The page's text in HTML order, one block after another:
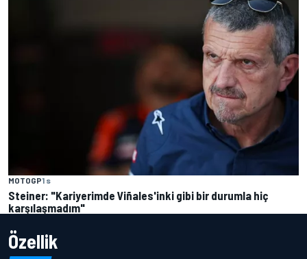
MOTOGP1 s
Steiner: "Kariyerimde Viñales'inki gibi bir durumla hiç
karşılaşmadım"
Özellik